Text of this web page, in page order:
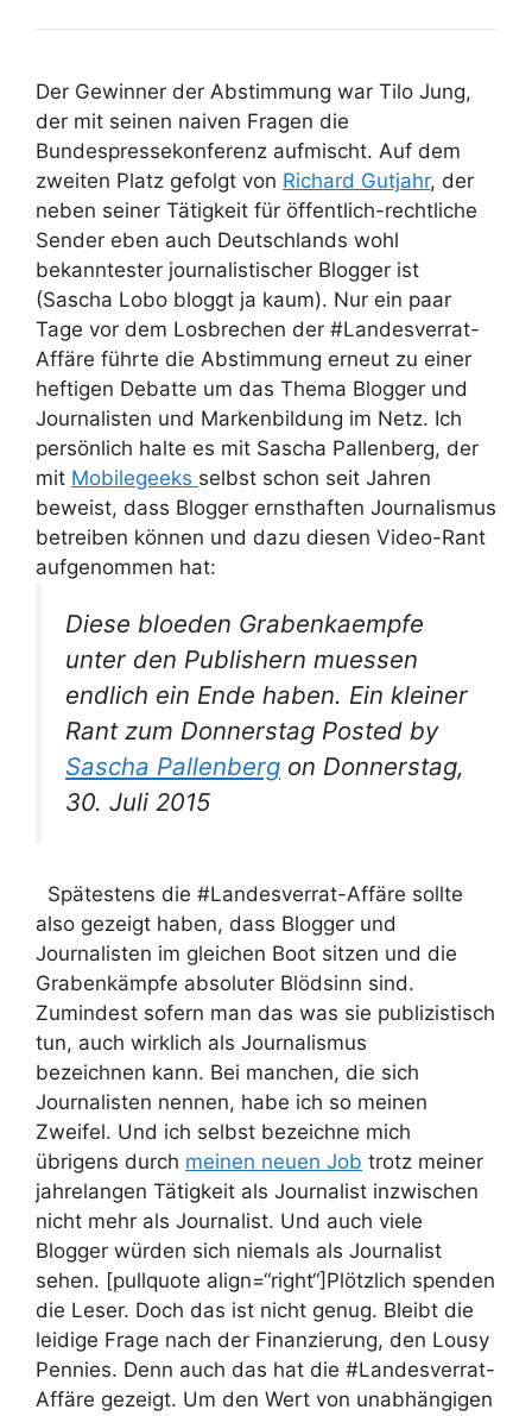
Der Gewinner der Abstimmung war Tilo Jung,
der mit seinen naiven Fragen die
Bundespressekonferenz aufmischt. Auf dem
zweiten Platz gefolgt von Richard Gutjahr, der
neben seiner Tätigkeit für öffentlich-rechtliche
Sender eben auch Deutschlands wohl
bekanntester journalistischer Blogger ist
(Sascha Lobo bloggt ja kaum). Nur ein paar
Tage vor dem Losbrechen der #Landesverrat-
Affäre führte die Abstimmung erneut zu einer
heftigen Debatte um das Thema Blogger und
Journalisten und Markenbildung im Netz. Ich
persönlich halte es mit Sascha Pallenberg, der
mit Mobilegeeks selbst schon seit Jahren
beweist, dass Blogger ernsthaften Journalismus
betreiben können und dazu diesen Video-Rant
aufgenommen hat:
Diese bloeden Grabenkaempfe
unter den Publishern muessen
endlich ein Ende haben. Ein kleiner
Rant zum Donnerstag Posted by
Sascha Pallenberg on Donnerstag,
30. Juli 2015
Spätestens die #Landesverrat-Affäre sollte
also gezeigt haben, dass Blogger und
Journalisten im gleichen Boot sitzen und die
Grabenkämpfe absoluter Blödsinn sind.
Zumindest sofern man das was sie publizistisch
tun, auch wirklich als Journalismus
bezeichnen kann. Bei manchen, die sich
Journalisten nennen, habe ich so meinen
Zweifel. Und ich selbst bezeichne mich
übrigens durch meinen neuen Job trotz meiner
jahrelangen Tätigkeit als Journalist inzwischen
nicht mehr als Journalist. Und auch viele
Blogger würden sich niemals als Journalist
sehen. [pullquote align=“right“]Plötzlich spenden
die Leser. Doch das ist nicht genug. Bleibt die
leidige Frage nach der Finanzierung, den Lousy
Pennies. Denn auch das hat die #Landesverrat-
Affäre gezeigt. Um den Wert von unabhängigen